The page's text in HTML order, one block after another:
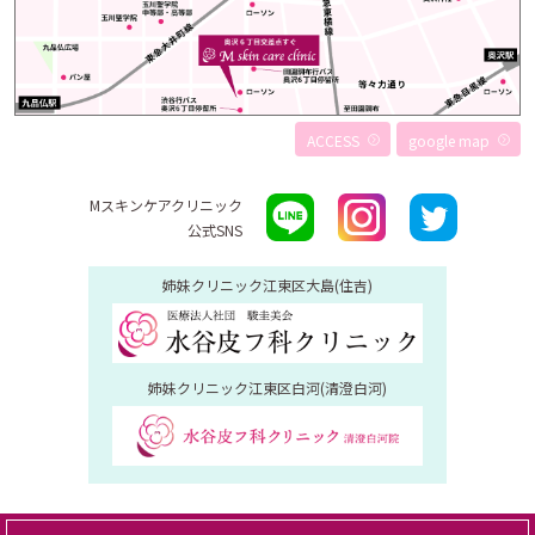
ACCESS google map
Mスキンケアクリニック
公式SNS
姉妹クリニック江東区大島(住吉)
姉妹クリニック江東区白河(清澄白河)